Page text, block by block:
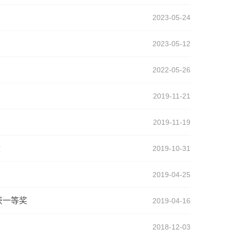
2023-05-24
2023-05-12
2022-05-26
2019-11-21
2019-11-19
2019-10-31
2019-04-25
2019-04-16
一等奖
2018-12-03